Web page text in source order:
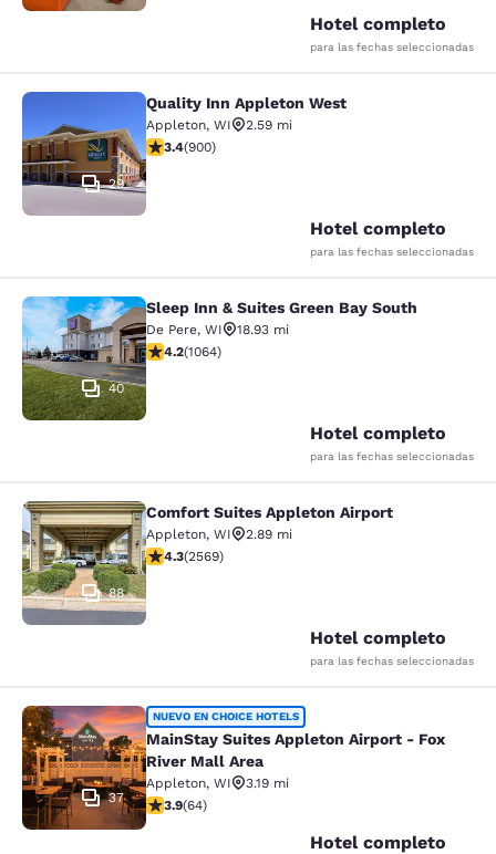
Hotel completo
para las fechas seleccionadas
Quality Inn Appleton West
29
Quality Inn Appleton West
Appleton, WI
2.59 mi
calificación de 3.41 estrellas. Bueno. 900 reseñas
3.4(900)
Hotel completo
para las fechas seleccionadas
Sleep Inn & Suites Green Bay South
40
Sleep Inn & Suites Green Bay South
De Pere, WI
18.93 mi
calificación de 4.2 estrellas. Excelente. 1064 reseñas
4.2(1064)
Hotel completo
para las fechas seleccionadas
Comfort Suites Appleton Airport
88
Comfort Suites Appleton Airport
Appleton, WI
2.89 mi
calificación de 4.25 estrellas. Excelente. 2569 reseñas
4.3(2569)
Hotel completo
para las fechas seleccionadas
MainStay Suites Appleton Airport -
37
NUEVO EN CHOICE HOTELS
MainStay Suites Appleton Airport - Fox
River Mall Area
Appleton, WI
3.19 mi
calificación de 3.92 estrellas. Bueno. 64 reseñas
3.9(64)
Hotel completo